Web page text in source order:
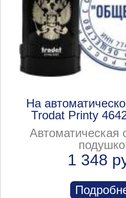
На
Trodat Printy
Автоматическая
1 348